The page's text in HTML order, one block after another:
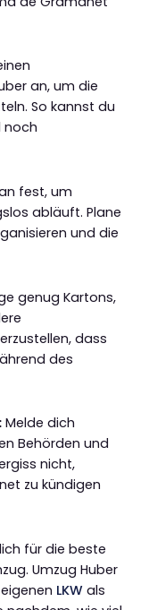
an, um die
So kannst du
noch
fest, um
abläuft. Plane
und die
genug Kartons,
dass
des
Melde dich
Behörden und
nicht,
zu kündigen
für die beste
Umzug Huber
LKW als